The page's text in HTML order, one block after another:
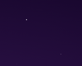
Conservation Nature